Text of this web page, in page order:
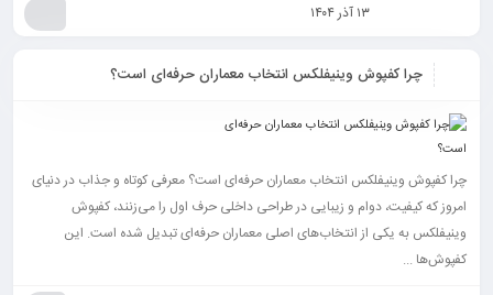
۱۳ آذر ۱۴۰۴
چرا کفپوش وینیفلکس انتخاب معماران حرفه‌ای است؟
چرا کفپوش وینیفلکس انتخاب معماران حرفه‌ای است؟ معرفی کوتاه و جذاب در دنیای
امروز که کیفیت، دوام و زیبایی در طراحی داخلی حرف اول را می‌زنند، کفپوش
وینیفلکس به یکی از انتخاب‌های اصلی معماران حرفه‌ای تبدیل شده است. این
کفپوش‌ها ...